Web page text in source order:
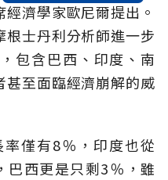
濟學家歐尼爾提出。
士丹利分析師進一步
包含巴西、印度、南
至面臨經濟崩解的威
僅有8％，印度也從
巴西更是只剩3％，雖